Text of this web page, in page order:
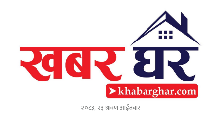
२०८३, २३ श्रावण आईतबार